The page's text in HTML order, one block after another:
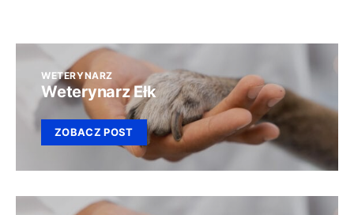
WETERYNARZ
Weterynarz Ełk
ZOBACZ POST